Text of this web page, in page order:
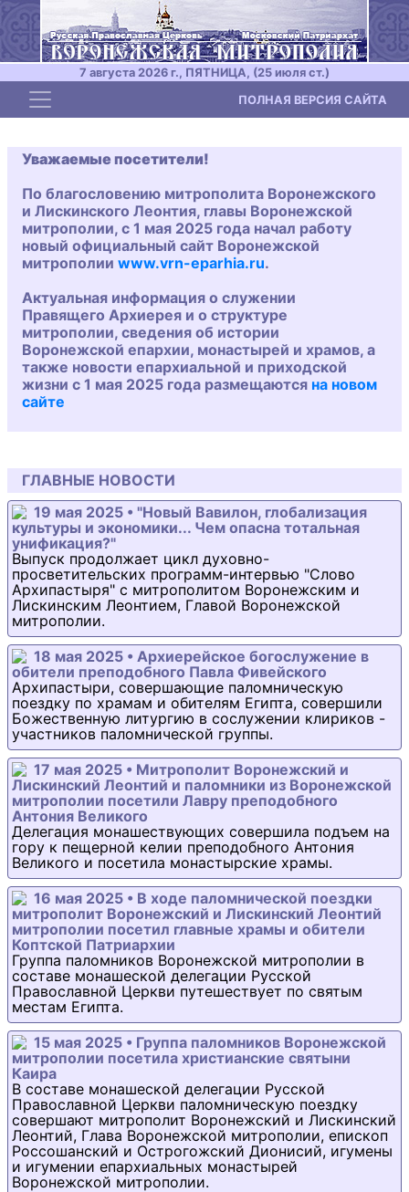
7 августа 2026 г., ПЯТНИЦА, (25 июля ст.)
Toggle navigation ПОЛНАЯ ВЕРСИЯ САЙТА
Уважаемые посетители!
По благословению митрополита Воронежского
и Лискинского Леонтия, главы Воронежской
митрополии, с 1 мая 2025 года начал работу
новый официальный сайт Воронежской
митрополии www.vrn-eparhia.ru.
Актуальная информация о служении
Правящего Архиерея и о структуре
митрополии, сведения об истории
Воронежской епархии, монастырей и храмов, а
также новости епархиальной и приходской
жизни с 1 мая 2025 года размещаются на новом
сайте
ГЛАВНЫЕ НОВОСТИ
19 мая 2025 • "Новый Вавилон, глобализация
культуры и экономики... Чем опасна тотальная
унификация?"
Выпуск продолжает цикл духовно-
просветительских программ-интервью "Слово
Архипастыря" с митрополитом Воронежским и
Лискинским Леонтием, Главой Воронежской
митрополии.
18 мая 2025 • Архиерейское богослужение в
обители преподобного Павла Фивейского
Архипастыри, совершающие паломническую
поездку по храмам и обителям Египта, совершили
Божественную литургию в сослужении клириков -
участников паломнической группы.
17 мая 2025 • Митрополит Воронежский и
Лискинский Леонтий и паломники из Воронежской
митрополии посетили Лавру преподобного
Антония Великого
Делегация монашествующих совершила подъем на
гору к пещерной келии преподобного Антония
Великого и посетила монастырские храмы.
16 мая 2025 • В ходе паломнической поездки
митрополит Воронежский и Лискинский Леонтий
митрополии посетил главные храмы и обители
Коптской Патриархии
Группа паломников Воронежской митрополии в
составе монашеской делегации Русской
Православной Церкви путешествует по святым
местам Египта.
15 мая 2025 • Группа паломников Воронежской
митрополии посетила христианские святыни
Каира
В составе монашеской делегации Русской
Православной Церкви паломническую поездку
совершают митрополит Воронежский и Лискинский
Леонтий, Глава Воронежской митрополии, епископ
Россошанский и Острогожский Дионисий, игумены
и игумении епархиальных монастырей
Воронежской митрополии.